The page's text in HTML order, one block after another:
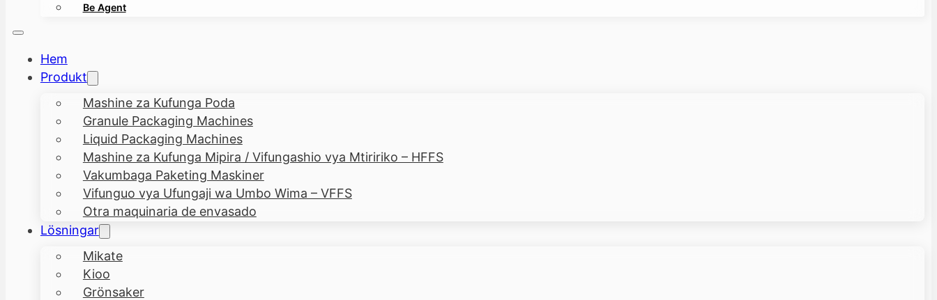
Be Agent
Hem
Produkt
Mashine za Kufunga Poda
Granule Packaging Machines
Liquid Packaging Machines
Mashine za Kufunga Mipira / Vifungashio vya Mtiririko – HFFS
Vakumbaga Paketing Maskiner
Vifunguo vya Ufungaji wa Umbo Wima – VFFS
Otra maquinaria de envasado
Lösningar
Mikate
Kioo
Grönsaker